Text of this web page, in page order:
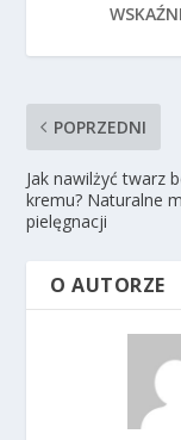
POPRZEDNI
Jak nawilżyć twarz
kremu? Naturalne
pielęgnacji
O AUTORZE